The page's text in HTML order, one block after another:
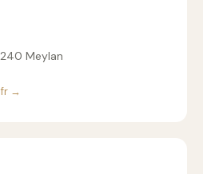
Meylan
→